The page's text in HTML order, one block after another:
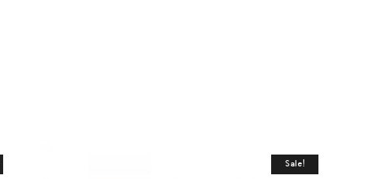
Sale!